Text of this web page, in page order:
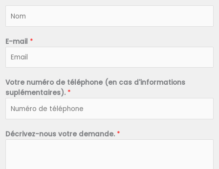
*
E-mail *
Votre numéro de téléphone (en cas d'informations
suplémentaires). *
Décrivez-nous votre demande. *